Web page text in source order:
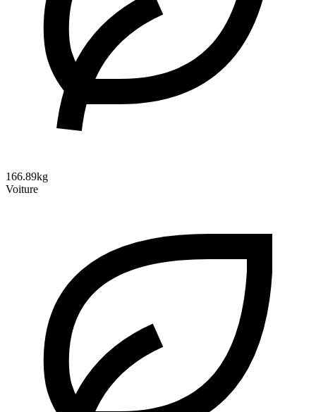
166.89kg
Voiture